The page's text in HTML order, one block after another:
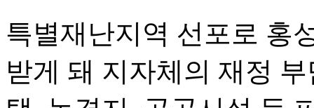
특별재난지역 선포로 홍
받게 돼 지자체의 재정